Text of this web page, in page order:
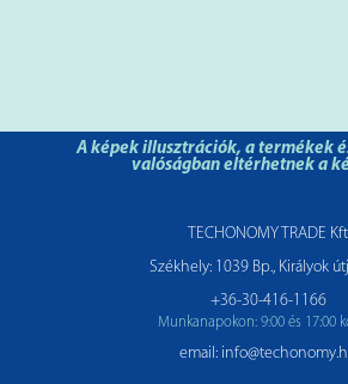
A képek illusztrációk, a termékek
valóságban eltérhetnek a
TECHONOMY TRADE Kft
Székhely: 1039 Bp., Királyok
+36-30-416-1166
Munkanapokon: 9:00 és 17:00
email: